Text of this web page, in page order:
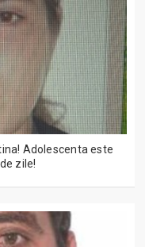
Adolescenta este
zile!